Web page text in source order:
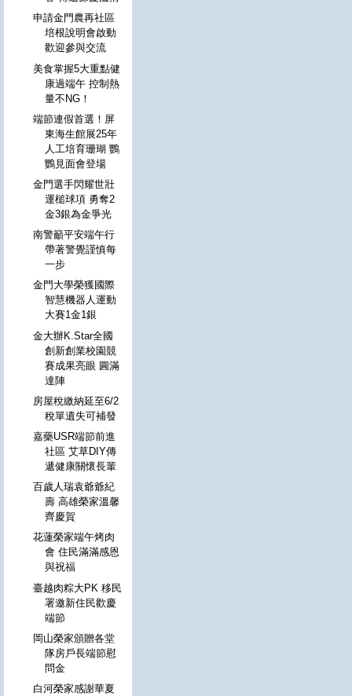
申請金門農再社區
培根說明會啟動
歡迎參與交流
美食掌握5大重點健
康過端午 控制熱
量不NG！
端節連假首選！屏
東海生館展25年
人工培育珊瑚 鸚
鸚見面會登場
金門選手閃耀世壯
運槌球項 勇奪2
金3銀為金爭光
南警籲平安端午行
帶著警覺謹慎每
一步
金門大學榮獲國際
智慧機器人運動
大賽1金1銀
金大辦K.Star全國
創新創業校園競
賽成果亮眼 圓滿
達陣
房屋稅繳納延至6/2
稅單遺失可補發
嘉藥USR端節前進
社區 艾草DIY傳
遞健康關懷長輩
百歲人瑞袁爺爺紀
壽 高雄榮家溫馨
齊慶賀
花蓮榮家端午烤肉
會 住民滿滿感恩
與祝福
臺越肉粽大PK 移民
署邀新住民歡慶
端節
岡山榮家頒贈各堂
隊房戶長端節慰
問金
白河榮家感謝華夏